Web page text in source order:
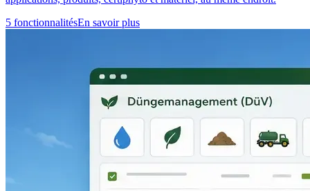
5 fonctionnalitésEn savoir plus